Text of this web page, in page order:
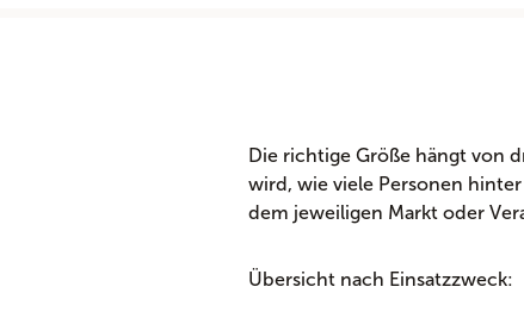
Die richtige Größe hängt von
wird, wie viele Personen
dem jeweiligen Markt oder
Übersicht nach Einsatzzweck: